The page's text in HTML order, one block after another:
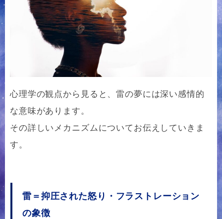
心理学の観点から見ると、雷の夢には深い感情的
な意味があります。
その詳しいメカニズムについてお伝えしていきま
す。
雷＝抑圧された怒り・フラストレーション
の象徴